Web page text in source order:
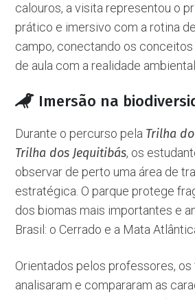
calouros, a visita representou o
prático e imersivo com a rotina
campo, conectando os
de aula com a realidade ambiental.
Imersão na
Durante o percurso pela Trilha
Trilha dos Jequitibás, os
observar de perto uma área de
estratégica. O parque protege
dos biomas mais importantes e
Brasil: o Cerrado e a Mata
Orientados pelos professores,
analisaram e compararam as